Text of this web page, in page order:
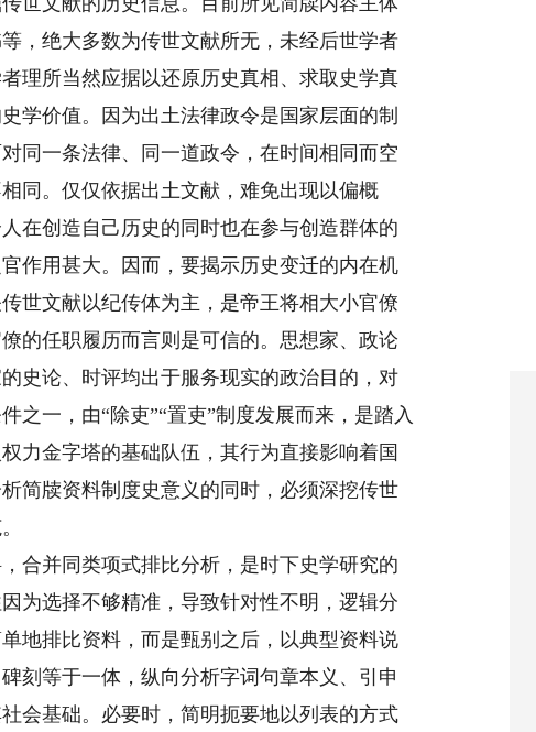
，绝大多数为传世文献所无，未经后世学者
理所当然应据以还原历史真相、求取史学真
学价值。因为出土法律政令是国家层面的制
同一条法律、同一道政令，在时间相同而空
同。仅仅依据出土文献，难免出现以偏概
在创造自己历史的同时也在参与创造群体的
作用甚大。因而，要揭示历史变迁的内在机
世文献以纪传体为主，是帝王将相大小官僚
的任职履历而言则是可信的。思想家、政论
史论、时评均出于服务现实的政治目的，对
之一，由“除吏”“置吏”制度发展而来，是踏入
力金字塔的基础队伍，其行为直接影响着国
简牍资料制度史意义的同时，必须深挖传世
并同类项式排比分析，是时下史学研究的
为选择不够精准，导致针对性不明，逻辑分
地排比资料，而是甄别之后，以典型资料说
刻等于一体，纵向分析字词句章本义、引申
会基础。必要时，简明扼要地以列表的方式